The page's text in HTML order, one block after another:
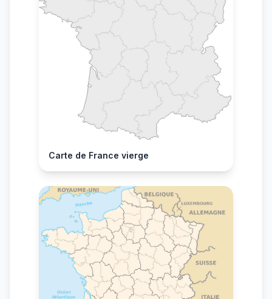
Carte de France vierge